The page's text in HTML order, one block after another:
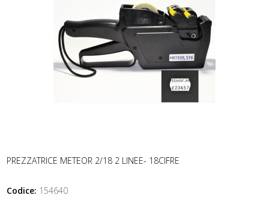
PREZZATRICE METEOR 2/18 2 LINEE- 18CIFRE
Codice: 154640